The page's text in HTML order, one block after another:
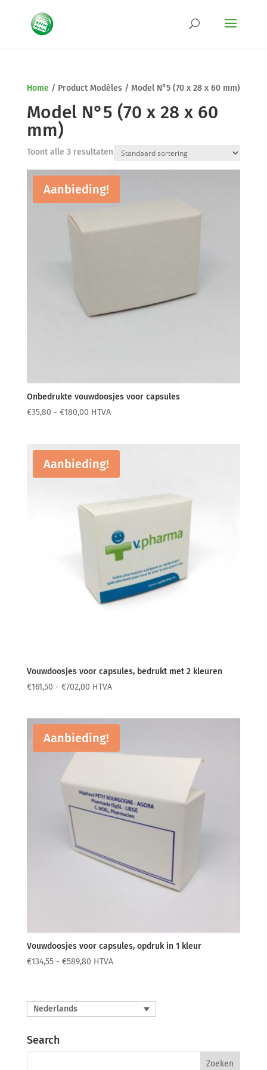
Home/ Product Modèles/ Model N°5 (70 x 28 x 60 mm)
Model N°5 (70 x 28 x 60
mm)
Toont alle 3 resultaten
Aanbieding!
Onbedrukte vouwdoosjes voor capsules
€35,80 - €180,00Prijsklasse:
€180,00
HTVA
Aanbieding!
Vouwdoosjes voor capsules, bedrukt met 2 kleuren
€161,50 - €702,00Prijsklasse:
€702,00
HTVA
Aanbieding!
Vouwdoosjes voor capsules, opdruk in 1 kleur
€134,55 - €589,80Prijsklasse:
€589,80
HTVA
Nederlands
Search